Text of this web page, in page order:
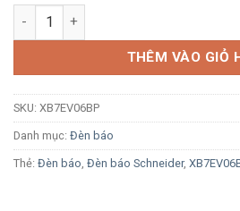
Đèn báo Schneider XB7EV06BP
THÊM VÀO GIỎ
SKU: XB7EV06BP
Danh mục: Đèn báo
Thẻ: Đèn báo Đèn báo Schneider,